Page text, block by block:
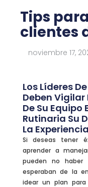
Tips
clientes
noviembre 17,
Los Líderes
Deben Vigilar
De Su
Rutinaria Su
La
Si deseas tener
aprender a
pueden no haber
esperaban de la
idear un plan